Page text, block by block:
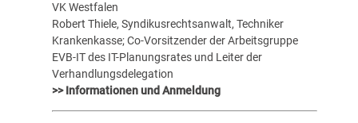
VK Westfalen
Robert Thiele, Syndikusrechtsanwalt, Techniker
Krankenkasse; Co-Vorsitzender der Arbeitsgruppe
EVB-IT des IT-Planungsrates und Leiter der
Verhandlungsdelegation
>> Informationen und Anmeldung